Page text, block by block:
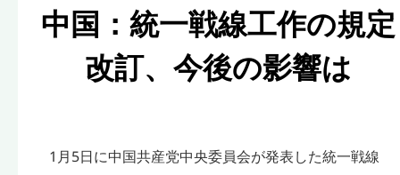
中国：統一戦線工作の規定
改訂、今後の影響は
1月5日に中国共産党中央委員会が発表した統一戦線